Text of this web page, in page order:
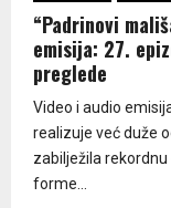
“Padrinovi
emisija: 27.
preglede
Video i audio
realizuje već duže
zabilježila
forme...